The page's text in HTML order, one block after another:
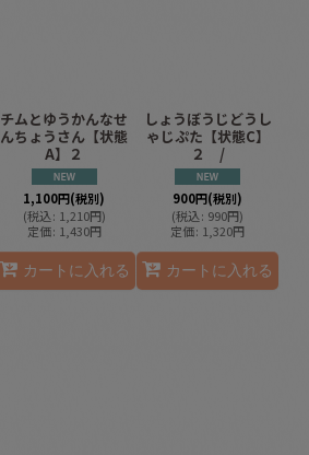
チムとゆうかんなせ
んちょうさん【状態
A】２
1,100円(税別)
(税込: 1,210円)
定価: 1,430円
カートに入れる
しょうぼうじどうし
ゃじぷた【状態C】
２ /
900円(税別)
(税込: 990円)
定価: 1,320円
カートに入れる